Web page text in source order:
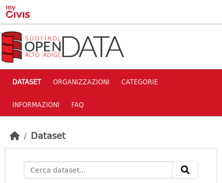
Skip to main content
DATASET ORGANIZZAZIONI CATEGORIE
INFORMAZIONI FAQ
Dataset